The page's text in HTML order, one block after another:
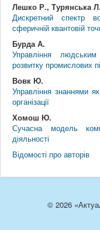
Лешко Р., Турянська Л.
Дискретний спектр
сферичній квантовій
Бурда А.
Управління людським
розвитку промислових
Вовк Ю.
Управління знаннями
організації
Хомош Ю.
Сучасна модель
діяльності
Відомості про авторів
© 2026